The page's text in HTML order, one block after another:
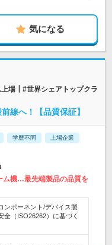
気になる
場┃#世界シェアトップクラ
線へ！【品質保証】
学歴不問 上場企業
ム機…最先端製品の品質を
ンポーネント/デバイス製
（ISO26262）に基づく